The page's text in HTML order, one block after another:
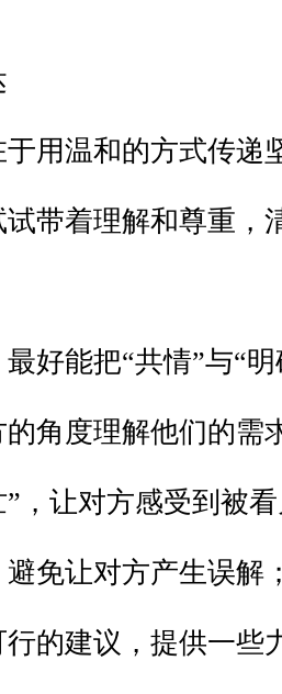
用温和的方式传递
带着理解和尊重，
好能把“共情”与“
角度理解他们的需
，让对方感受到被
免让对方产生误解
的建议，提供一些